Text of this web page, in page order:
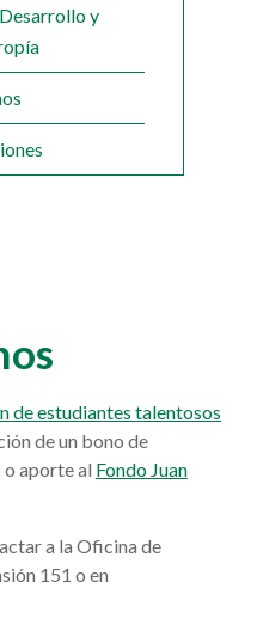
y
de estudiantes talentosos
de un bono de
aporte al Fondo Juan
a la Oficina de
151 o en